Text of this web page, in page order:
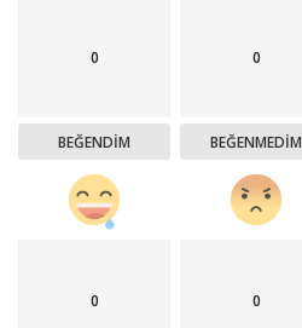
0
BEĞENDIM
0
BEĞENMEDIM
0 0